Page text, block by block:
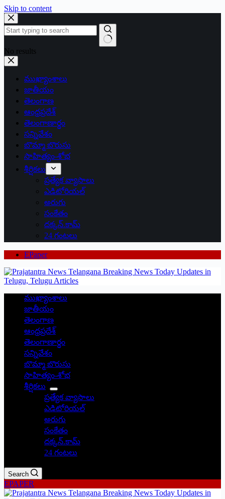
Skip to content
No results
ముఖ్యాంశాలు
జాతీయం
తెలంగాణ
ఆంధ్రప్రదేశ్
తెలంగాణార్థం
సన్నివేశం
బొమ్మా బొరుసు
సాహిత్యం-శోభ
శీర్షికలు
ప్రత్యేక వ్యాసాలు
ఎడిటోరియల్
అరుగు
సంకేతం
దక్కన్.కామ్
24 గంటలు
EPaper
ముఖ్యాంశాలు
జాతీయం
తెలంగాణ
ఆంధ్రప్రదేశ్
తెలంగాణార్థం
సన్నివేశం
బొమ్మా బొరుసు
సాహిత్యం-శోభ
శీర్షికలు
ప్రత్యేక వ్యాసాలు
ఎడిటోరియల్
అరుగు
సంకేతం
దక్కన్.కామ్
24 గంటలు
Search
EPAPER